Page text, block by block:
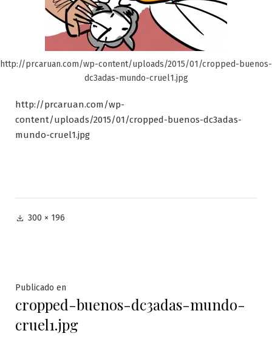
http://prcaruan.com/wp-content/uploads/2015/01/cropped-buenos-
dc3adas-mundo-cruel1.jpg
http://prcaruan.com/wp-
content/uploads/2015/01/cropped-buenos-dc3adas-
mundo-cruel1.jpg
Tamaño300 × 196
Navegación
de
entradas
Publicado en
cropped-buenos-dc3adas-mundo-
cruel1.jpg